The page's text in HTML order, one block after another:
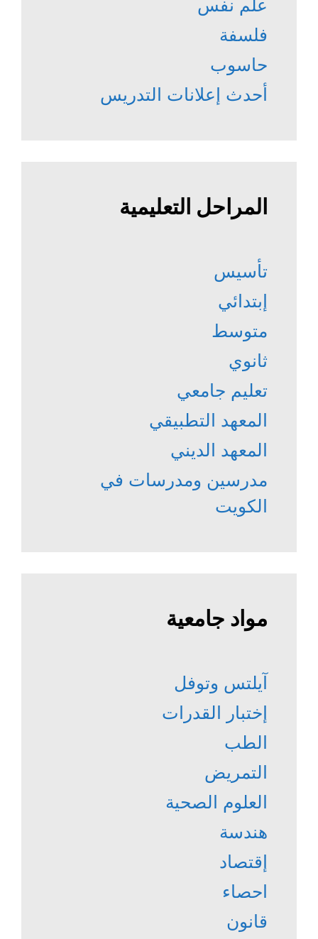
علم نفس
فلسفة
حاسوب
أحدث إعلانات التدريس
المراحل التعليمية
تأسيس
إبتدائي
متوسط
ثانوي
تعليم جامعي
المعهد التطبيقي
المعهد الديني
مدرسين ومدرسات في
الكويت
مواد جامعية
آيلتس وتوفل
إختبار القدرات
الطب
التمريض
العلوم الصحية
هندسة
إقتصاد
احصاء
قانون